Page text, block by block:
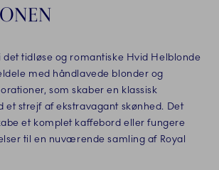
det tidløse og romantiske Hvid Helblonde
med håndlavede blonder og
som skaber en klassisk
strejf af ekstravagant skønhed. Det
et komplet kaffebord eller fungere
til en nuværende samling af Royal